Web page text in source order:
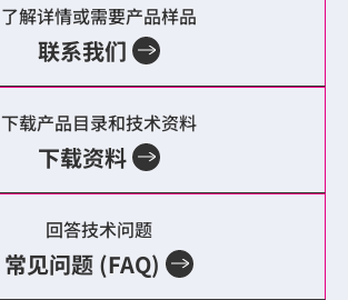
了解详情或需要产品样品
联系我们
下载产品目录和技术资料
下载资料
回答技术问题
常见问题 (FAQ)